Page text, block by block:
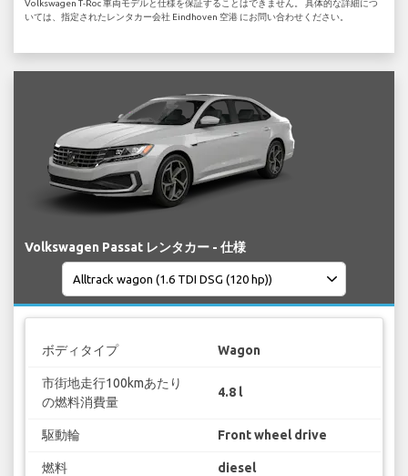
Volkswagen T-Roc 車両モデルと仕様を保証することはできません。 具体的な詳細につ
いては、指定されたレンタカー会社 Eindhoven 空港 にお問い合わせください。
Volkswagen Passat レンタカー - 仕様
ボディタイプ Wagon
市街地走行100kmあたり
の燃料消費量
4.8 l
駆動輪 Front wheel drive
燃料 diesel